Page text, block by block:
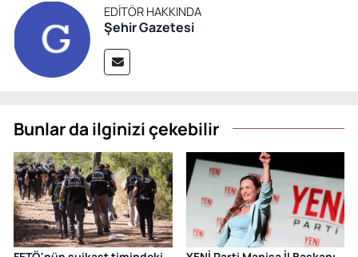
EDITÖR HAKKINDA
Şehir Gazetesi
Bunlar da ilginizi çekebilir